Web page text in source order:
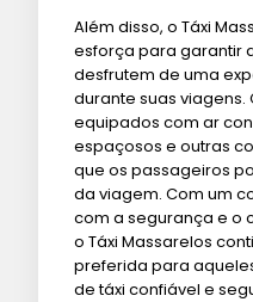
Além disso, o Táxi
esforça para garantir
desfrutem de uma
durante suas viagens.
equipados com ar
espaçosos e outras
que os passageiros
da viagem. Com um
com a segurança e o
o Táxi Massarelos
preferida para
de táxi confiável e